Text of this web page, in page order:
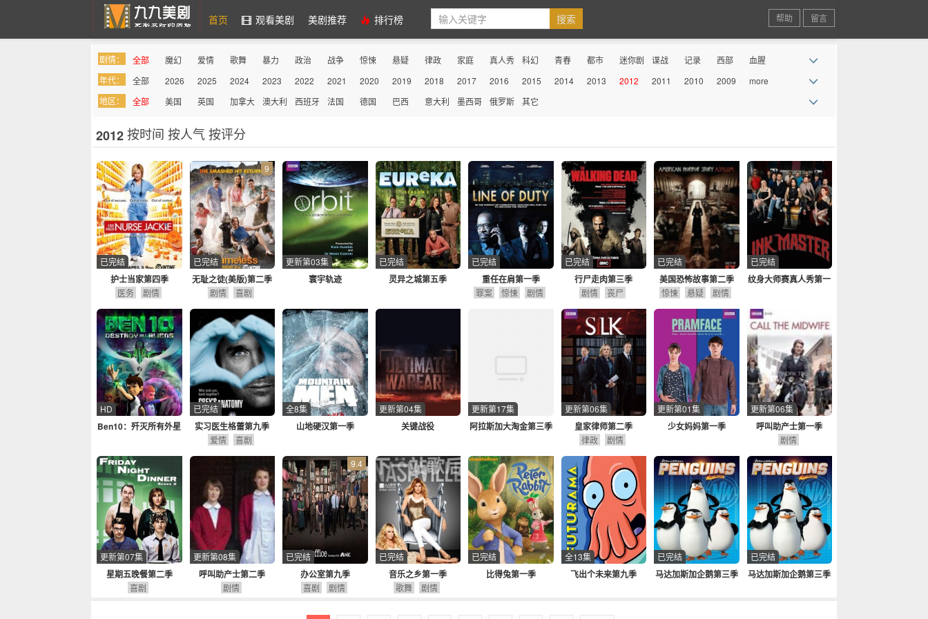
九九美剧
首页 观看美剧 美剧推荐 排行榜 帮助 留言
剧情： 全部 魔幻 爱情 歌舞 暴力 政治 战争 惊悚 悬疑 律政 家庭 真人秀 科幻 青春 都市 迷你剧 谍战 记录 西部 血腥
罪案 综艺 奇幻 喜剧 吸血鬼 同性 史诗 古装 历史 医务 动画 动作 剧情 冒险 传记 丧尸
情景喜
年代： 全部 2026 2025 2024 2023 2022 2021 2020 2019 2018 2017 2016 2015 2014 2013 2012 2011 2010 2009
more
地区：
全部 美国 英国 加拿大
澳大利
西班牙 法国 德国 巴西 意大利 墨西哥 俄罗斯 其它
2012按时间 按人气 按评分
护士当家第四季
已完结
医务 剧情
无耻之徒(美版)第二季
9
已完结
剧情 喜剧
寰宇轨迹
更新第03集
灵异之城第五季
已完结
重任在肩第一季
已完结
罪案 惊悚 剧情
行尸走肉第三季
已完结
剧情 丧尸
美国恐怖故事第二季
已完结
惊悚 悬疑 剧情
纹身大师赛真人秀第一
已完结
Ben10：歼灭所有外星
HD
实习医生格蕾第九季
已完结
爱情 喜剧
山地硬汉第一季
全8集
关键战役
更新第04集
阿拉斯加大淘金第三季
更新第17集
皇家律师第二季
更新第06集
律政 剧情
少女妈妈第一季
更新第01集
呼叫助产士第一季
更新第06集
剧情
星期五晚餐第二季
更新第07集
喜剧
呼叫助产士第二季
更新第08集
剧情
办公室第九季
9.4
已完结
喜剧 剧情
音乐之乡第一季
已完结
歌舞 剧情
比得兔第一季
已完结
飞出个未来第九季
全13集
马达加斯加企鹅第三季
已完结
马达加斯加企鹅第三季
已完结